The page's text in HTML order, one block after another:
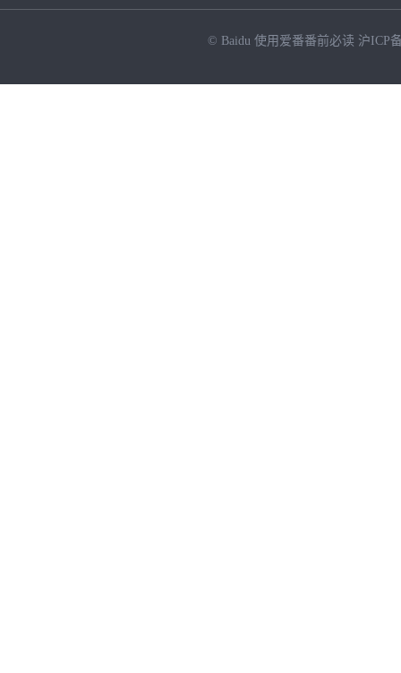
© Baidu 使用爱番番前必读 沪ICP